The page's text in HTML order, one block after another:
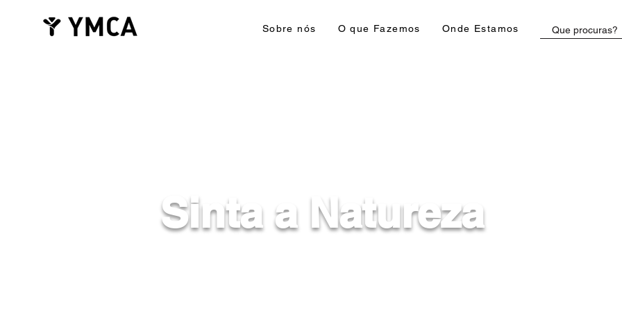
Sobre nós O que Fazemos Onde Estamos
Sinta a Natureza